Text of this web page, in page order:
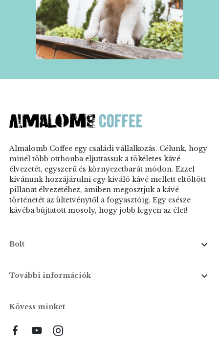
Almalomb Coffee egy családi vállalkozás. Célunk, hogy
minél több otthonba eljuttassuk a tökéletes kávé
élvezetét, egyszerű és környezetbarát módon. Ezzel
kívánunk hozzájárulni egy kiváló kávé mellett eltöltött
pillanat élvezetéhez, amiben megosztjuk a kávé
történetét az ültetvénytől a fogyasztóig. Egy csésze
kávéba bújtatott mosoly, hogy jobb legyen az élet!
Bolt 
További információk 
Kövess minket
FacebookYouTube